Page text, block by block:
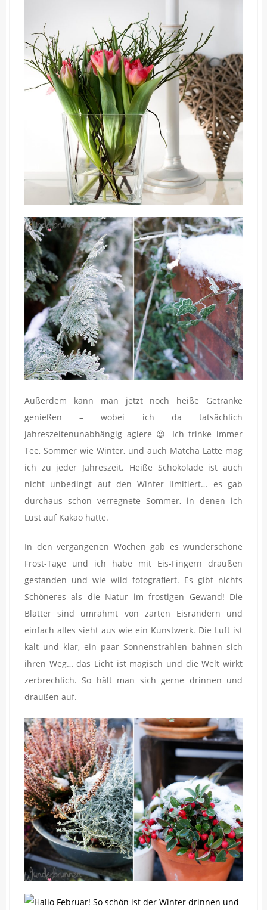
Außerdem kann man jetzt noch heiße Getränke
genießen – wobei ich da tatsächlich
jahreszeitenunabhängig agiere 😉 Ich trinke immer
Tee, Sommer wie Winter, und auch Matcha Latte mag
ich zu jeder Jahreszeit. Heiße Schokolade ist auch
nicht unbedingt auf den Winter limitiert… es gab
durchaus schon verregnete Sommer, in denen ich
Lust auf Kakao hatte.
In den vergangenen Wochen gab es wunderschöne
Frost-Tage und ich habe mit Eis-Fingern draußen
gestanden und wie wild fotografiert. Es gibt nichts
Schöneres als die Natur im frostigen Gewand! Die
Blätter sind umrahmt von zarten Eisrändern und
einfach alles sieht aus wie ein Kunstwerk. Die Luft ist
kalt und klar, ein paar Sonnenstrahlen bahnen sich
ihren Weg… das Licht ist magisch und die Welt wirkt
zerbrechlich. So hält man sich gerne drinnen und
draußen auf.